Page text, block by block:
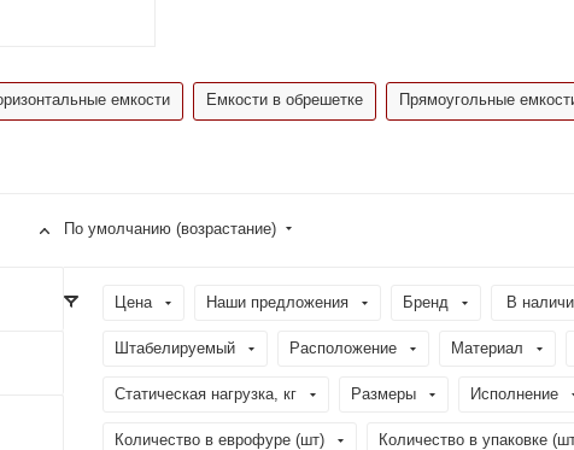
емкости Емкости в обрешетке Прямоугольные
По умолчанию (возрастание)
Цена Наши предложения Бренд В
Штабелируемый Расположение Материал
Статическая нагрузка, кг Размеры Исполнение
Количество в еврофуре (шт) Количество в упаковке